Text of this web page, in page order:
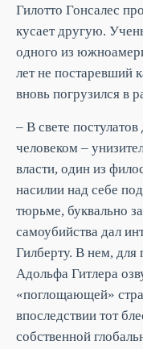
Гилотто Гонсалес
кусает другую.
одного из
лет не постаревший
вновь погрузился в
– В свете
человеком –
власти, один из
насилии над себе
тюрьме, буквально
самоубийства дал
Гилберту. В нем, для
Адольфа Гитлера
«поглощающей»
впоследствии тот
собственной